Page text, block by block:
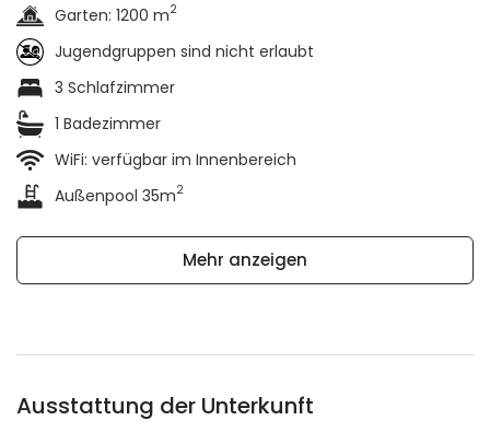
Garten: 1200 m2
Jugendgruppen sind nicht erlaubt
3 Schlafzimmer
1 Badezimmer
WiFi: verfügbar im Innenbereich
Außenpool 35m2
Mehr anzeigen
Ausstattung der Unterkunft